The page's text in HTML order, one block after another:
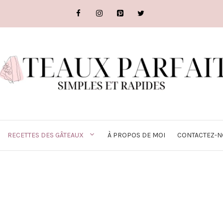
RECETTES DES GÂTEAUX À PROPOS DE MOI CONTACTEZ-